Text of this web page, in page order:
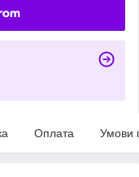
Оплата Умови